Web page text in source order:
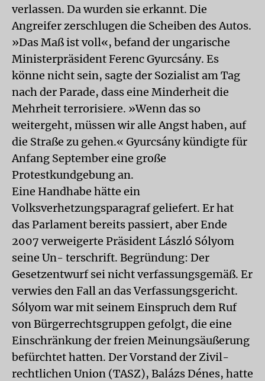
verlassen. Da wurden sie erkannt. Die
Angreifer zerschlugen die Scheiben des Autos.
»Das Maß ist voll«, befand der ungarische
Ministerpräsident Ferenc Gyurcsány. Es
könne nicht sein, sagte der Sozialist am Tag
nach der Parade, dass eine Minderheit die
Mehrheit terrorisiere. »Wenn das so
weitergeht, müssen wir alle Angst haben, auf
die Straße zu gehen.« Gyurcsány kündigte für
Anfang September eine große
Protestkundgebung an.
Eine Handhabe hätte ein
Volksverhetzungsparagraf geliefert. Er hat
das Parlament bereits passiert, aber Ende
2007 verweigerte Präsident László Sólyom
seine Un- terschrift. Begründung: Der
Gesetzentwurf sei nicht verfassungsgemäß. Er
verwies den Fall an das Verfassungsgericht.
Sólyom war mit seinem Einspruch dem Ruf
von Bürgerrechtsgruppen gefolgt, die eine
Einschränkung der freien Meinungsäußerung
befürchtet hatten. Der Vorstand der Zivil-
rechtlichen Union (TASZ), Balázs Dénes, hatte